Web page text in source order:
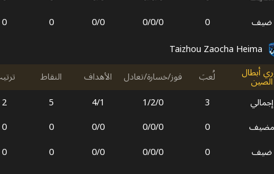
ضيف
0
0/0/0
0/0
0
0
Taizhou Zaocha Heima
أبطال
الصين لُعبَ فوز/خسارة/تعادل الأهداف النقاط
إجمالي
3
1/2/0
4/1
5
2
مضيف
0
0/0/0
0/0
0
0
ضيف
0
0/0/0
0/0
0
0